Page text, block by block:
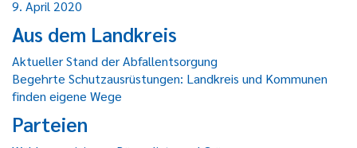
9. April 2020
Aus dem Landkreis
Aktueller Stand der Abfallentsorgung
Begehrte Schutzausrüstungen: Landkreis und Kommunen
finden eigene Wege
Parteien